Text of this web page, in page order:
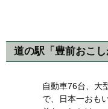
道の駅「豊前おこし
自動車76台、大
で、日本一おも